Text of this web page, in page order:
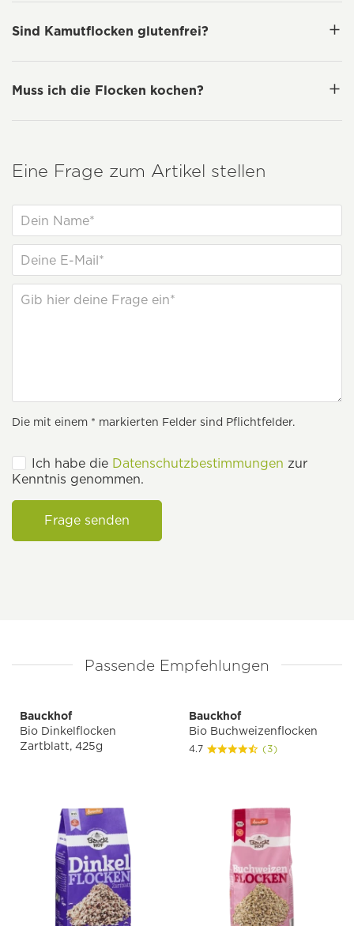
Sind Kamutflocken glutenfrei?
Muss ich die Flocken kochen?
Eine Frage zum Artikel stellen
Die mit einem * markierten Felder sind Pflichtfelder.
Ich habe die Datenschutzbestimmungen zur
Kenntnis genommen.
Frage senden
Passende Empfehlungen
Bauckhof
Bio Dinkelflocken
Zartblatt, 425g
Bauckhof
Bio Buchweizenflocken
4.7 (3)